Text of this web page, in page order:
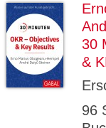
30
&
96